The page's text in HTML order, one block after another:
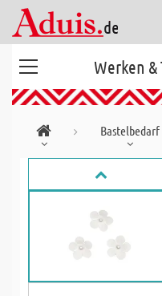
Werken &
Bastelbedarf